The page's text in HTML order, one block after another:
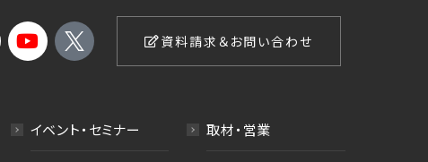
資料請求＆お問い合わせ
イベント・セミナー 取材・営業